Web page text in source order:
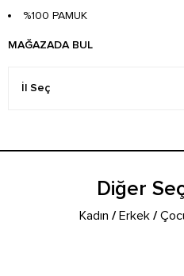
%100 PAMUK
MAĞAZADA BUL
Diğer
Kadın /Erkek /